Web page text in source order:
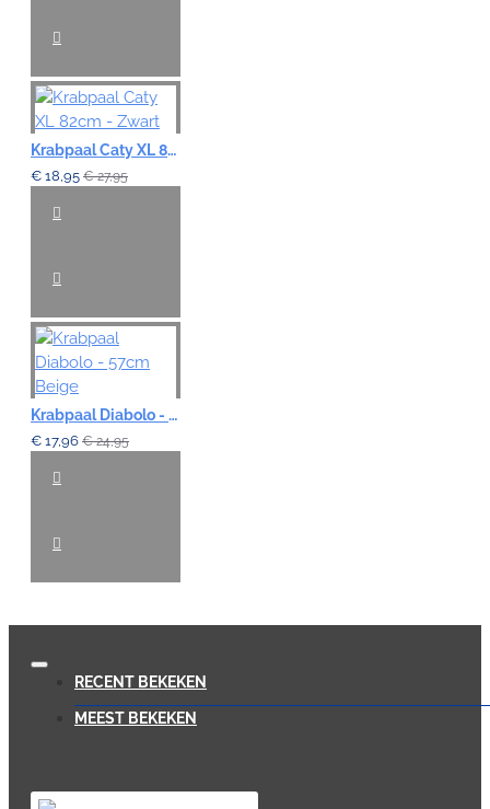
Krabpaal Caty XL 82cm - Zwart
€ 18,95 € 27,95
Krabpaal Diabolo - 57cm Beige
€ 17,96 € 24,95
RECENT BEKEKEN
MEEST BEKEKEN